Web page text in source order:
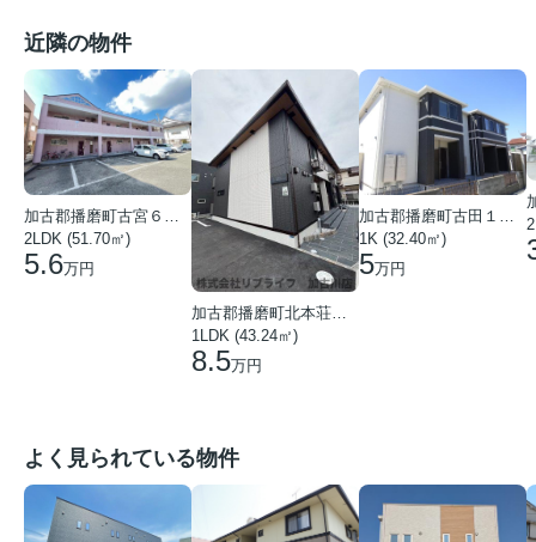
近隣の物件
2LDK (51.70㎡)
5.6万円
加古郡播磨町北本荘２丁目
1LDK (43.24㎡)
8.5万円
1K (32.40㎡)
5万円
よく見られている物件